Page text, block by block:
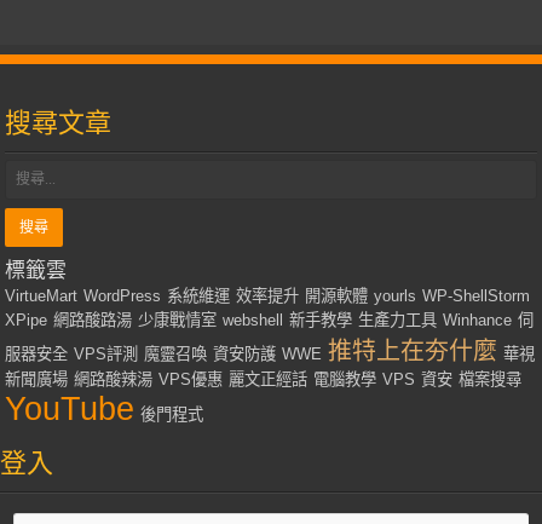
搜尋文章
標籤雲
VirtueMart WordPress 系統維運 效率提升 開源軟體 yourls WP-ShellStorm
XPipe 網路酸路湯 少康戰情室 webshell 新手教學 生產力工具 Winhance 伺
服器安全 VPS評測 魔靈召喚 資安防護 WWE 推特上在夯什麼 華視
新聞廣場 網路酸辣湯 VPS優惠 麗文正經話 電腦教學 VPS 資安 檔案搜尋
YouTube 後門程式
登入